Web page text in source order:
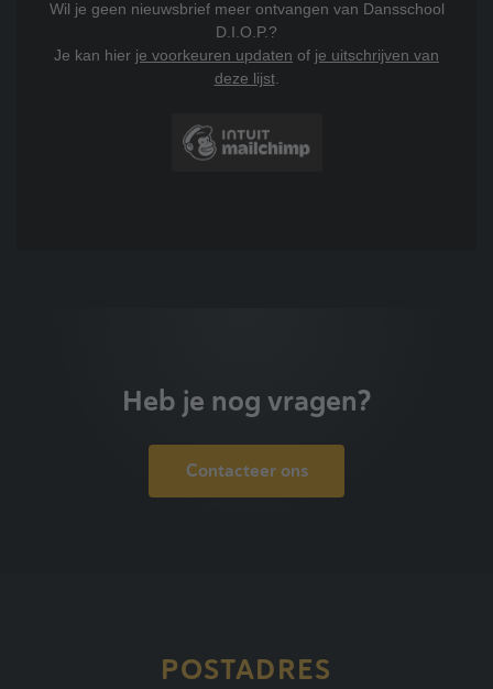
Wil je geen nieuwsbrief meer ontvangen van Dansschool
D.I.O.P.?
Je kan hier je voorkeuren updaten of je uitschrijven van
deze lijst.
Heb je nog vragen?
Contacteer ons
POSTADRES